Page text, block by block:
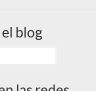
blog